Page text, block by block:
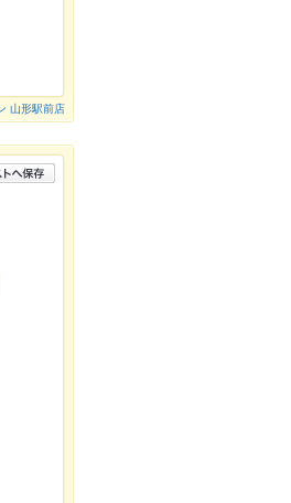
山形駅前店